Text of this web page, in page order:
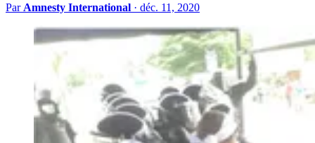
Par Amnesty International · déc. 11, 2020